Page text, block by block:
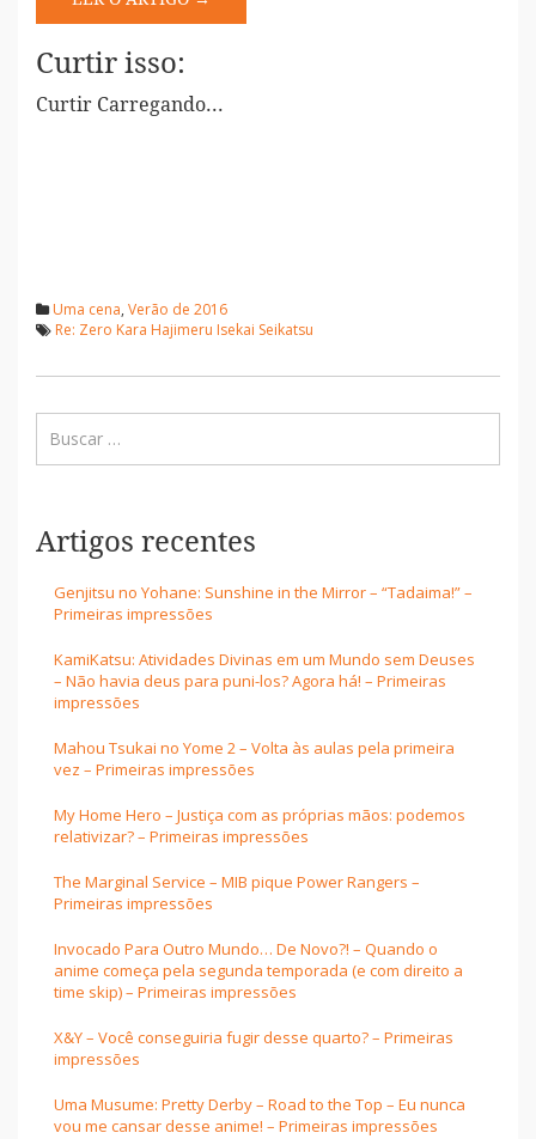
Curtir isso:
Curtir Carregando...
Uma cena, Verão de 2016
Re: Zero Kara Hajimeru Isekai Seikatsu
Artigos recentes
Genjitsu no Yohane: Sunshine in the Mirror – “Tadaima!” –
Primeiras impressões
KamiKatsu: Atividades Divinas em um Mundo sem Deuses
– Não havia deus para puni-los? Agora há! – Primeiras
impressões
Mahou Tsukai no Yome 2 – Volta às aulas pela primeira
vez – Primeiras impressões
My Home Hero – Justiça com as próprias mãos: podemos
relativizar? – Primeiras impressões
The Marginal Service – MIB pique Power Rangers –
Primeiras impressões
Invocado Para Outro Mundo… De Novo?! – Quando o
anime começa pela segunda temporada (e com direito a
time skip) – Primeiras impressões
X&Y – Você conseguiria fugir desse quarto? – Primeiras
impressões
Uma Musume: Pretty Derby – Road to the Top – Eu nunca
vou me cansar desse anime! – Primeiras impressões